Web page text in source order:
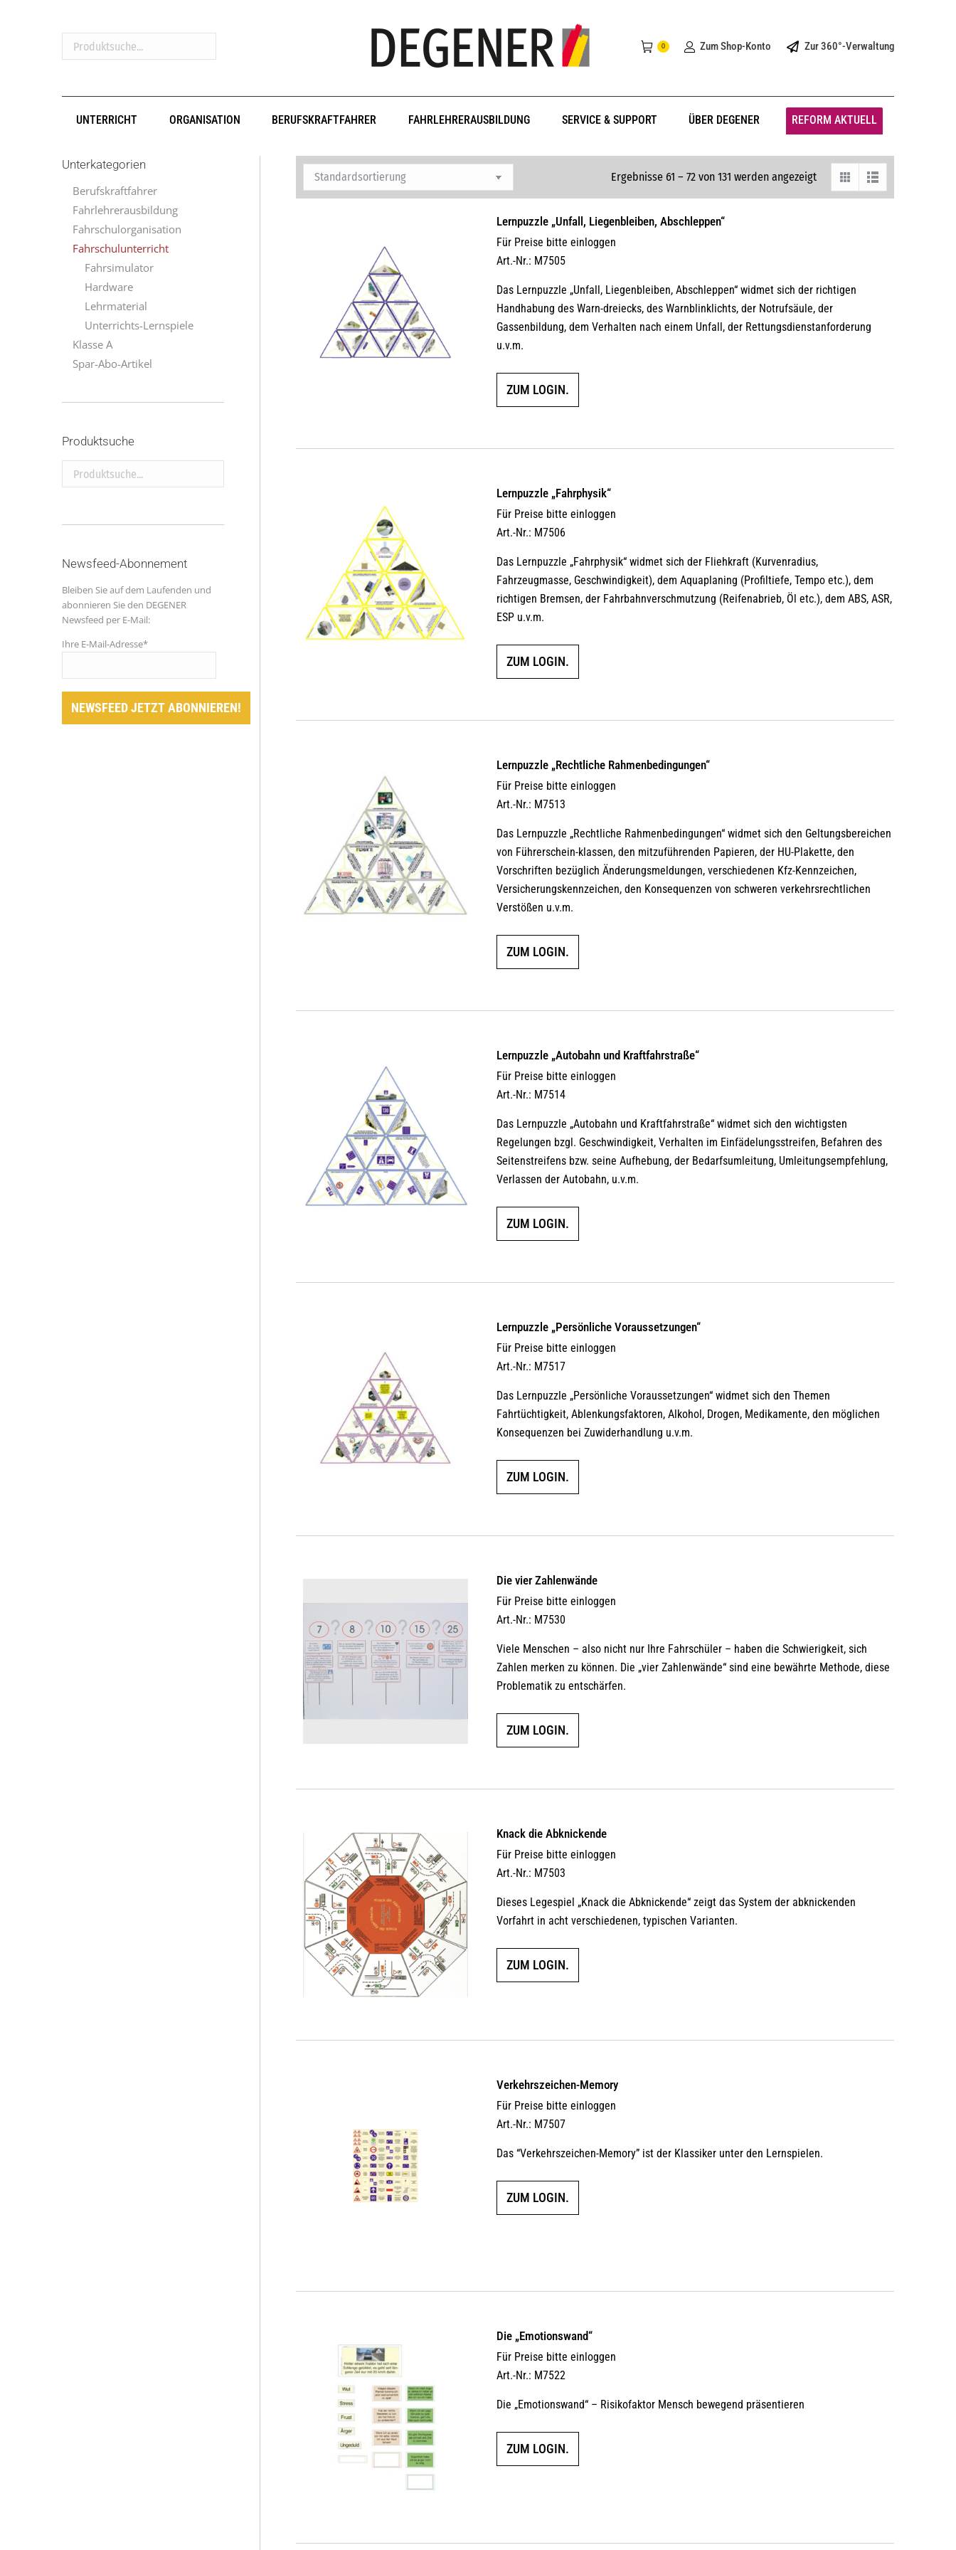
Produktsuche...
0 Zum Shop-Konto Zur 360°-Verwaltung
UNTERRICHT ORGANISATION BERUFSKRAFTFAHRER FAHRLEHRERAUSBILDUNG SERVICE & SUPPORT ÜBER DEGENER REFORM AKTUELL
Ergebnisse 61 – 72 von 131 werden angezeigt
Lernpuzzle „Unfall, Liegenbleiben, Abschleppen“
Für Preise bitte einloggen
Art.-Nr.: M7505
Das Lernpuzzle „Unfall, Liegenbleiben, Abschleppen“ widmet sich der richtigen
Handhabung des Warn-dreiecks, des Warnblinklichts, der Notrufsäule, der
Gassenbildung, dem Verhalten nach einem Unfall, der Rettungsdienstanforderung
u.v.m.
ZUM LOGIN.
Lernpuzzle „Fahrphysik“
Für Preise bitte einloggen
Art.-Nr.: M7506
Das Lernpuzzle „Fahrphysik“ widmet sich der Fliehkraft (Kurvenradius,
Fahrzeugmasse, Geschwindigkeit), dem Aquaplaning (Profiltiefe, Tempo etc.), dem
richtigen Bremsen, der Fahrbahnverschmutzung (Reifenabrieb, Öl etc.), dem ABS, ASR,
ESP u.v.m.
ZUM LOGIN.
Lernpuzzle „Rechtliche Rahmenbedingungen“
Für Preise bitte einloggen
Art.-Nr.: M7513
Das Lernpuzzle „Rechtliche Rahmenbedingungen“ widmet sich den Geltungsbereichen
von Führerschein-klassen, den mitzuführenden Papieren, der HU-Plakette, den
Vorschriften bezüglich Änderungsmeldungen, verschiedenen Kfz-Kennzeichen,
Versicherungskennzeichen, den Konsequenzen von schweren verkehrsrechtlichen
Verstößen u.v.m.
ZUM LOGIN.
Lernpuzzle „Autobahn und Kraftfahrstraße“
Für Preise bitte einloggen
Art.-Nr.: M7514
Das Lernpuzzle „Autobahn und Kraftfahrstraße“ widmet sich den wichtigsten
Regelungen bzgl. Geschwindigkeit, Verhalten im Einfädelungsstreifen, Befahren des
Seitenstreifens bzw. seine Aufhebung, der Bedarfsumleitung, Umleitungsempfehlung,
Verlassen der Autobahn, u.v.m.
ZUM LOGIN.
Lernpuzzle „Persönliche Voraussetzungen“
Für Preise bitte einloggen
Art.-Nr.: M7517
Das Lernpuzzle „Persönliche Voraussetzungen“ widmet sich den Themen
Fahrtüchtigkeit, Ablenkungsfaktoren, Alkohol, Drogen, Medikamente, den möglichen
Konsequenzen bei Zuwiderhandlung u.v.m.
ZUM LOGIN.
Die vier Zahlenwände
Für Preise bitte einloggen
Art.-Nr.: M7530
Viele Menschen – also nicht nur Ihre Fahrschüler – haben die Schwierigkeit, sich
Zahlen merken zu können. Die „vier Zahlenwände“ sind eine bewährte Methode, diese
Problematik zu entschärfen.
ZUM LOGIN.
Knack die Abknickende
Für Preise bitte einloggen
Art.-Nr.: M7503
Dieses Legespiel „Knack die Abknickende“ zeigt das System der abknickenden
Vorfahrt in acht verschiedenen, typischen Varianten.
ZUM LOGIN.
Verkehrszeichen-Memory
Für Preise bitte einloggen
Art.-Nr.: M7507
Das “Verkehrszeichen-Memory” ist der Klassiker unter den Lernspielen.
ZUM LOGIN.
Die „Emotionswand“
Für Preise bitte einloggen
Art.-Nr.: M7522
Die „Emotionswand“ – Risikofaktor Mensch bewegend präsentieren
ZUM LOGIN.
Unterkategorien
Berufskraftfahrer
Fahrlehrerausbildung
Fahrschulorganisation
Fahrschulunterricht
Fahrsimulator
Hardware
Lehrmaterial
Unterrichts-Lernspiele
Klasse A
Spar-Abo-Artikel
Produktsuche
Produktsuche...
Newsfeed-Abonnement
Bleiben Sie auf dem Laufenden und
abonnieren Sie den DEGENER
Newsfeed per E-Mail:
Ihre E-Mail-Adresse*